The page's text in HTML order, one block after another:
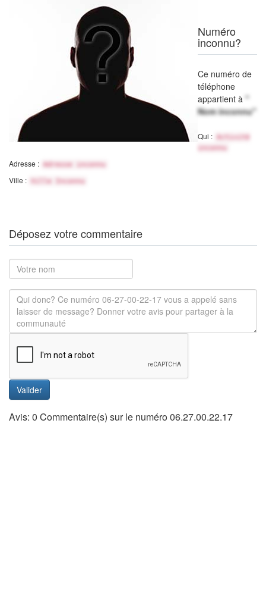
Numéro
inconnu?
Ce numéro de
téléphone
appartient à "
Nom inconnu"
Qui :
Activité
inconnu
Adresse : Adresse inconnu
Ville : Ville Inconnu
Déposez votre commentaire
Valider
Avis: 0 Commentaire(s) sur le numéro 06.27.00.22.17